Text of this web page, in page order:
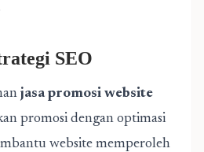
SEO
jasa promosi website
promosi dengan optimasi
website memperoleh